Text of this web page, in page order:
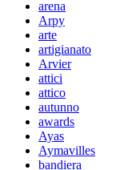
arena
Arpy
arte
artigianato
Arvier
attici
attico
autunno
awards
Ayas
Aymavilles
bandiera